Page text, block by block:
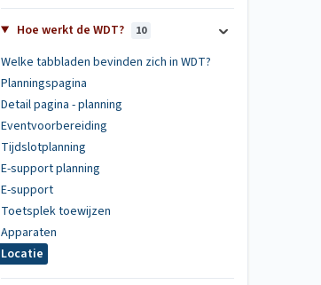
Hoe werkt de WDT? 10
Welke tabbladen bevinden zich in WDT?
Planningspagina
Detail pagina - planning
Eventvoorbereiding
Tijdslotplanning
E-support planning
E-support
Toetsplek toewijzen
Apparaten
Locatie